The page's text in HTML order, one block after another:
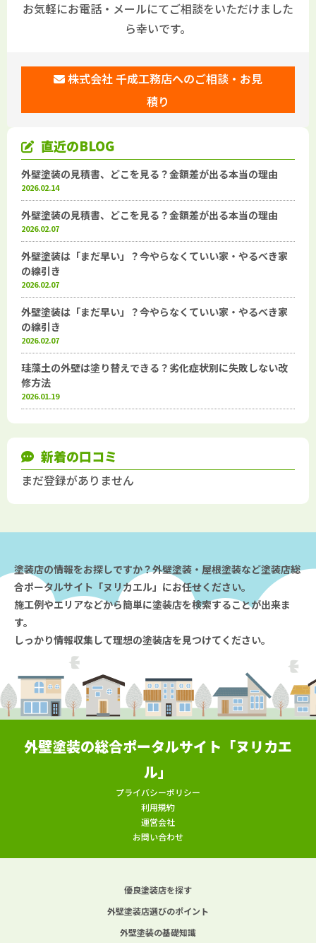
お気軽にお電話・メールにてご相談をいただけました
ら幸いです。
株式会社 千成工務店へのご相談・お見
積り
直近のBLOG
外壁塗装の見積書、どこを見る？金額差が出る本当の理由
2026.02.14
外壁塗装の見積書、どこを見る？金額差が出る本当の理由
2026.02.07
外壁塗装は「まだ早い」？今やらなくていい家・やるべき家
の線引き
2026.02.07
外壁塗装は「まだ早い」？今やらなくていい家・やるべき家
の線引き
2026.02.07
珪藻土の外壁は塗り替えできる？劣化症状別に失敗しない改
修方法
2026.01.19
新着の口コミ
まだ登録がありません
塗装店の情報をお探しですか？外壁塗装・屋根塗装など塗装店総
合ポータルサイト「ヌリカエル」にお任せください。
施工例やエリアなどから簡単に塗装店を検索することが出来ま
す。
しっかり情報収集して理想の塗装店を見つけてください。
外壁塗装の総合ポータルサイト「ヌリカエ
ル」
プライバシーポリシー
利用規約
運営会社
お問い合わせ
優良塗装店を探す
外壁塗装店選びのポイント
外壁塗装の基礎知識